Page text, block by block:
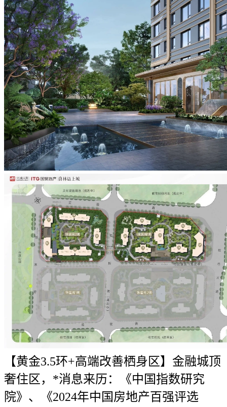
【黄金3.5环+高端改善栖身区】金融城顶
奢住区，*消息来历：《中国指数研究
院》、《2024年中国房地产百强评选